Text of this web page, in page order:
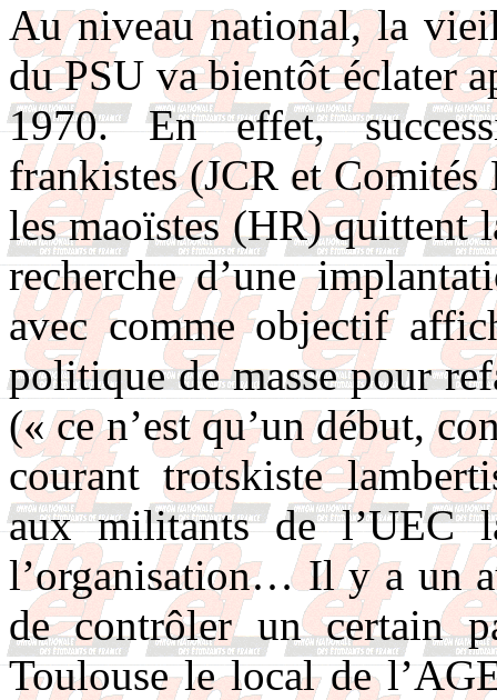
Au niveau national, la
du PSU va bientôt éclater
1970. En effet,
frankistes (JCR et Comités
les maoïstes (HR) quittent
recherche d’une
avec comme objectif
politique de masse pour
(« ce n’est qu’un début,
courant trotskiste
aux militants de l’UEC
l’organisation… Il y a un
de contrôler un certain
Toulouse le local de